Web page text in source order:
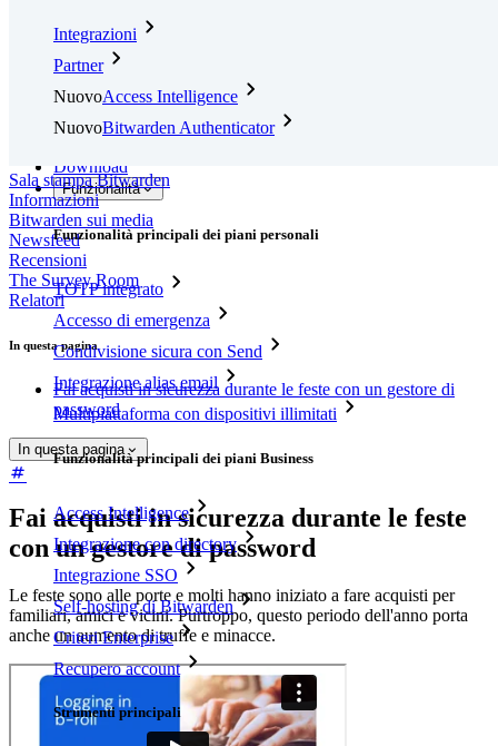
Integrazioni
Partner
NuovoAccess Intelligence
NuovoBitwarden Authenticator
Download
Funzionalità
Funzionalità principali dei piani personali
TOTP integrato
Accesso di emergenza
Condivisione sicura con Send
Integrazione alias email
Multipiattaforma con dispositivi illimitati
Funzionalità principali dei piani Business
Access Intelligence
Integrazione con directory
Integrazione SSO
Self-hosting di Bitwarden
Criteri Enterprise
Recupero account
Strumenti principali
Sala stampa Bitwarden
Informazioni
Bitwarden sui media
Newsfeed
Recensioni
The Survey Room
Relatori
In questa pagina
Fai acquisti in sicurezza durante le feste con un gestore di
password
In questa pagina
Fai acquisti in sicurezza durante le feste
con un gestore di password
Le feste sono alle porte e molti hanno iniziato a fare acquisti per
familiari, amici e vicini. Purtroppo, questo periodo dell'anno porta
anche un aumento di truffe e minacce.